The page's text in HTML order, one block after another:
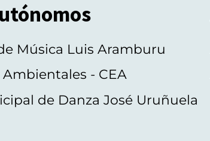
Música Luis Aramburu
- CEA
de Danza José Uruñuela